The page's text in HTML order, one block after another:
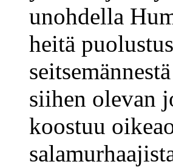
unohdella
heitä
siihen olevan
koostuu